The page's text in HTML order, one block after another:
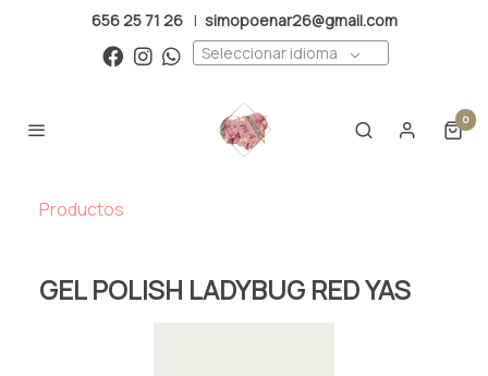
656 25 71 26 | simopoenar26@gmail.com
Seleccionar idioma
0
Productos
GEL POLISH LADYBUG RED YAS